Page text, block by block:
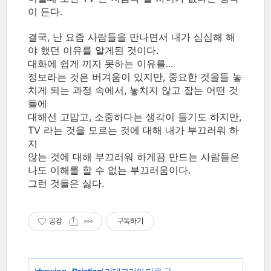
이 든다.
결국, 난 요즘 사람들을 만나면서 내가 심심해 해
야 했던 이유를 알게된 것이다.
대화에 쉽게 끼지 못하는 이유를...
정보라는 것은 버겨움이 있지만, 중요한 것을들 놓
치게 되는 과정 속에서, 놓치지 않고 잡는 어떤 것
들에
대해선 고맙고, 소중하다는 생각이 들기도 하지만,
TV 라는 것을 모르는 것에 대해 내가 부끄러워 하
지
않는 것에 대해 부끄러워 하게끔 만드는 사람들은
나도 이해를 할 수 없는 부끄러움이다.
그런 것들은 싫다.
공감 구독하기